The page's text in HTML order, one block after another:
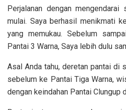
Perjalanan dengan
mulai. Saya berhasil menikmati
yang memukau. Sebelum
Pantai 3 Warna, Saya lebih dulu
Asal Anda tahu, deretan pantai di
sebelum ke Pantai Tiga Warna,
dengan keindahan Pantai Clungup